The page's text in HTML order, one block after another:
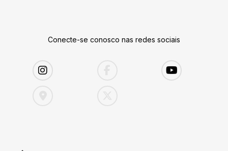
Conecte-se conosco nas redes sociais